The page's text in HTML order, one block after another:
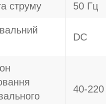
струму 50 Гц
DC
40-